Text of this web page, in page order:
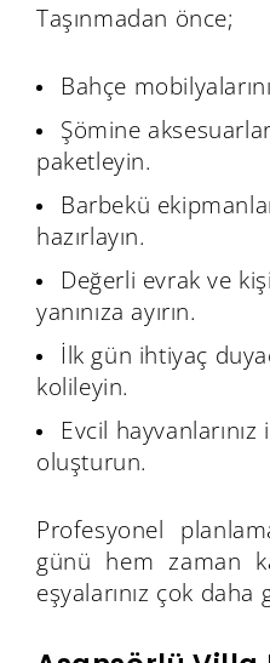
Taşınmadan önce;
Bahçe
Şömine
paketleyin.
Barbekü
hazırlayın.
Değerli evrak ve
yanınıza ayırın.
İlk gün ihtiyaç
kolileyin.
Evcil
oluşturun.
Profesyonel
günü hem zaman
eşyalarınız çok daha